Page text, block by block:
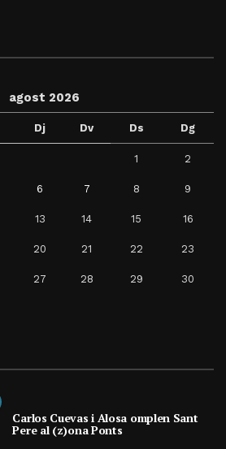
agost 2026
Dj Dv Ds Dg
1 2
6 7 8 9
13 14 15 16
20 21 22 23
27 28 29 30
Carlos Cuevas i Alosa omplen Sant
Pere al (z)ona Ponts